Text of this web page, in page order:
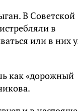
В Советской
в
или в них
как «дорожный